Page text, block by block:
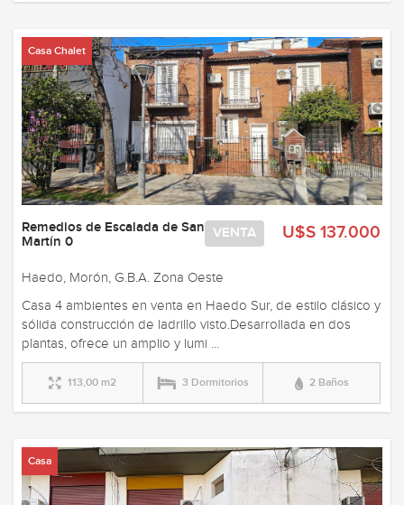
Casa Chalet
U$S 137.000
VENTA
Remedios de Escalada de San
Martín 0
Haedo, Morón, G.B.A. Zona Oeste
Casa 4 ambientes en venta en Haedo Sur, de estilo clásico y
sólida construcción de ladrillo visto.Desarrollada en dos
plantas, ofrece un amplio y lumi ...
113,00 m2 3 Dormitorios 2 Baños
Casa